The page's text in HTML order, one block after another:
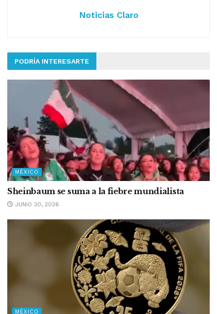
Noticias Claro
PODRÍA INTERESARTE
MÉXICO
Sheinbaum se suma a la fiebre mundialista
JUNIO 30, 2026
MÉXICO